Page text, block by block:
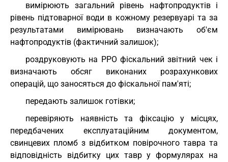
вимірюють загальний рівень нафтопродуктів і
рівень підтоварної води в кожному резервуарі та за
результатами вимірювань визначають об'єм
нафтопродуктів (фактичний залишок);
роздруковують на РРО фіскальний звітний чек і
визначають обсяг виконаних розрахункових
операцій, що заносяться до фіскальної пам'яті;
передають залишок готівки;
перевіряють наявність та фіксацію у місцях,
передбачених експлуатаційним документом,
свинцевих пломб з відбитком повірочного тавра та
відповідність відбитку цих тавр у формулярах на